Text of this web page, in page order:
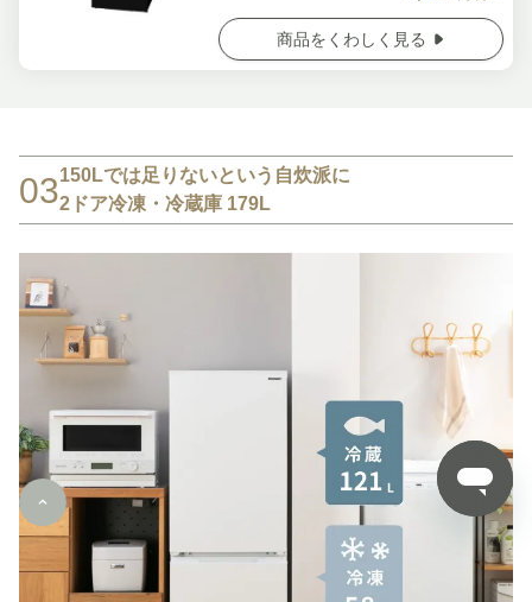
商品をくわしく見る
03150Lでは足りないという自炊派に
2ドア冷凍・冷蔵庫 179L